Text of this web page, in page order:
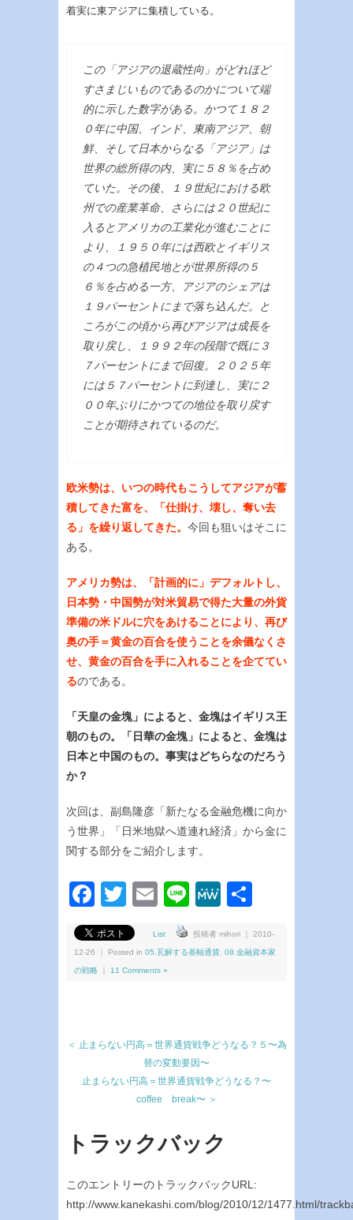
着実に東アジアに集積している。
この「アジアの退蔵性向」がどれほど
すさまじいものであるのかについて端
的に示した数字がある。かつて１８２
０年に中国、インド、東南アジア、朝
鮮、そして日本からなる「アジア」は
世界の総所得の内、実に５８％を占め
ていた。その後、１９世紀における欧
州での産業革命、さらには２０世紀に
入るとアメリカの工業化が進むことに
より、１９５０年には西欧とイギリス
の４つの急植民地とが世界所得の５
６％を占める一方、アジアのシェアは
１９パーセントにまで落ち込んだ。と
ころがこの頃から再びアジアは成長を
取り戻し、１９９２年の段階で既に３
７パーセントにまで回復。２０２５年
には５７パーセントに到達し、実に２
００年ぶりにかつての地位を取り戻す
ことが期待されているのだ。
欧米勢は、いつの時代もこうしてアジアが蓄
積してきた富を、「仕掛け、壊し、奪い去
る」を繰り返してきた。 今回も狙いはそこに
ある。
アメリカ勢は、「計画的に」デフォルトし、
日本勢・中国勢が対米貿易で得た大量の外貨
準備の米ドルに穴をあけることにより、再び
奥の手＝黄金の百合を使うことを余儀なくさ
せ、黄金の百合を手に入れることを企ててい
るのである。
「天皇の金塊」によると、金塊はイギリス王
朝のもの。「日華の金塊」によると、金塊は
日本と中国のもの。事実はどちらなのだろう
か？
次回は、副島隆彦「新たなる金融危機に向か
う世界」「日米地獄へ道連れ経済」から金に
関する部分をご紹介します。
Facebook
Twitter
EmailLineMeWe
List 投稿者 mihori ｜ 2010-
12-26 ｜ Posted in 05.瓦解する基軸通貨, 08.金融資本家
の戦略 11 Comments »
＜ 止まらない円高＝世界通貨戦争どうなる？５〜為
替の変動要因〜
止まらない円高＝世界通貨戦争どうなる？〜
coffee break〜 ＞
トラックバック
このエントリーのトラックバックURL:
http://www.kanekashi.com/blog/2010/12/1477.html/